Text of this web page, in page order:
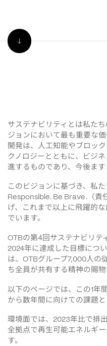
サステナビリティとは私た
ジョンにおいて最も重要な
開発は、人工知能やブロッ
クノロジーとともに、ビジ
進するものであり、今後ます
このビジョンに基づき、私
Responsible. Be Brave.（責
げ、これまで以上に飛躍的
でいます。
OTBの第4回サステナビリテ
2024年に達成した目標につ
は、
OTBグループ7,000人の
ち全員が共有する精神の賜物
以下のページでは、この1年
から数年間に向けての課題
環境面では、 2023年比で排
全拠点で再生可能エネルギ
す。